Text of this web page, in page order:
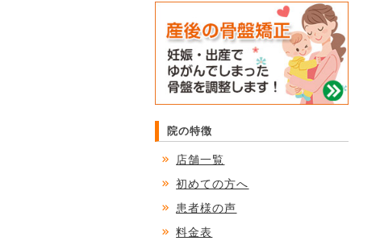
院の特徴
店舗一覧
初めての方へ
患者様の声
料金表